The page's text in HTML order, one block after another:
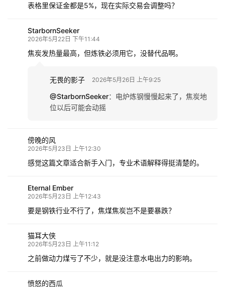
表格里保证金都是5%，现在实际交易会调整吗？
StarbornSeeker
2026年5月22日 下午11:44
焦炭发热量最高，但炼铁必须用它，没替代品啊。
无畏的影子 2026年5月26日 上午9:25
@StarbornSeeker： 电炉炼钢慢慢起来了，焦炭地
位以后可能会动摇
傍晚的风
2026年5月23日 上午12:30
感觉这篇文章适合新手入门，专业术语解释得挺清楚的。
Eternal Ember
2026年5月23日 上午12:43
要是钢铁行业不行了，焦煤焦炭岂不是要暴跌？
猫耳大侠
2026年5月23日 上午11:12
之前做动力煤亏了不少，就是没注意水电出力的影响。
愤怒的西瓜